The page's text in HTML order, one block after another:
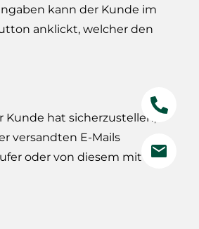
kann der Kunde im
anklickt, welcher den
hat sicherzustellen,
versandten E-Mails
oder von diesem mit der